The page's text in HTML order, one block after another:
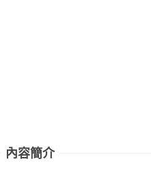
內容簡介